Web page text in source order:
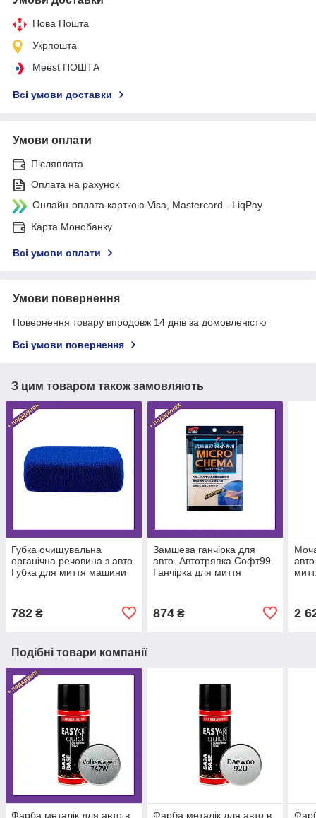
Нова Пошта
Укрпошта
Meest ПОШТА
Всі умови доставки
Умови оплати
Післяплата
Оплата на рахунок
Онлайн-оплата карткою Visa, Mastercard - LiqPay
Карта Монобанку
Всі умови оплати
Умови повернення
Повернення товару впродовж 14 днів за домовленістю
Всі умови повернення
З цим товаром також замовляють
Губка очищувальна
органічна речовина з авто.
Губка для миття машини
782 ₴
Замшева ганчірка для
авто. Автотряпка Софт99.
Ганчірка для миття
874₴ 2
Подібні товари компанії
Фарба металік для авто в
Фарба металік для авто в